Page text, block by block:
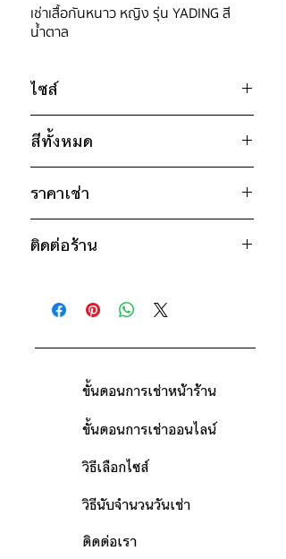
เช่าเสื้อกันหนาว หญิง รุ่น YADING สี
น้ำตาล
ไซส์
ไซส์ : M
อก 50" / เอว 50" / สะโพก 52" /
ไหล่กว้าง 21" / วงแขน 27" / ยาว
* สินค้าจริงอาจมีขนาดคาดเคลื่อน 2-3
นิ้ว
สีทั้งหมด
ชมพู
ราคาเช่า
วันคืน)
ติดต่อร้านเพื่อสอบถามราคา
ติดต่อร้าน
ดูแผนที่ร้าน
ขั้นตอนการเช่าหน้าร้าน
ขั้นตอนการเช่าออนไลน์
วิธีเลือกไซส์
วิธีนับจำนวนวันเช่า
ติดต่อเรา